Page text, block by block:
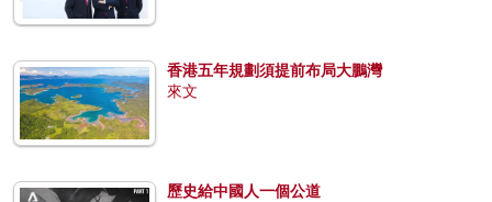
香港五年規劃須提前布局大鵬灣
來文
歷史給中國人一個公道